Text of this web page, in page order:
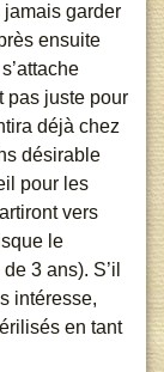
garder
ensuite
pas juste pour
déjà chez
désirable
pour les
vers
le
3 ans). S’il
intéresse,
en tant